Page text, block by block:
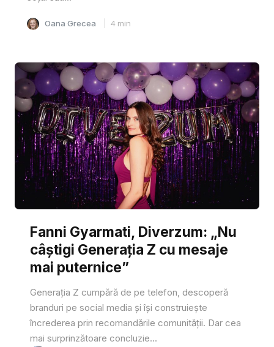
Oana Grecea 4 min
Fanni Gyarmati, Diverzum: „Nu
câștigi Generația Z cu mesaje
mai puternice”
Generația Z cumpără de pe telefon, descoperă
branduri pe social media și își construiește
încrederea prin recomandările comunității. Dar cea
mai surprinzătoare concluzie...